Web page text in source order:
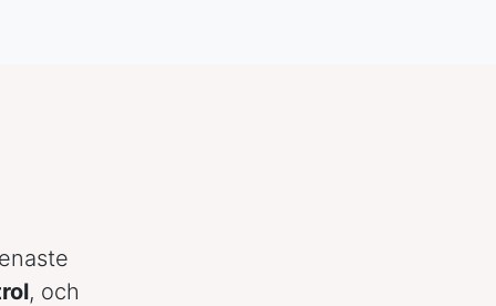
, och